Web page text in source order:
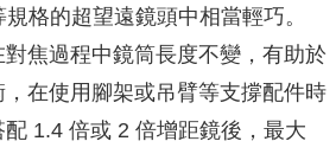
格的超望遠鏡頭中相當輕巧。
焦過程中鏡筒長度不變，有助於
在使用腳架或吊臂等支撐配件時
1.4 倍或 2 倍增距鏡後，最大